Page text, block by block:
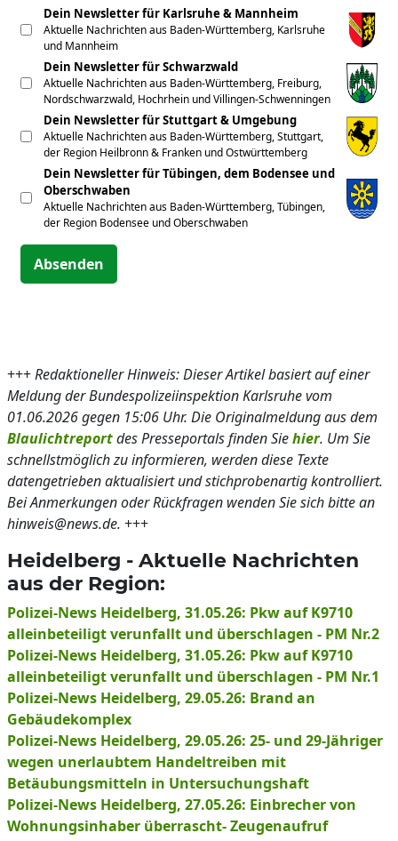
Dein Newsletter für Karlsruhe & Mannheim
Aktuelle Nachrichten aus Baden-Württemberg, Karlsruhe
und Mannheim
Dein Newsletter für Schwarzwald
Aktuelle Nachrichten aus Baden-Württemberg, Freiburg,
Nordschwarzwald, Hochrhein und Villingen-Schwenningen
Dein Newsletter für Stuttgart & Umgebung
Aktuelle Nachrichten aus Baden-Württemberg, Stuttgart,
der Region Heilbronn & Franken und Ostwürttemberg
Dein Newsletter für Tübingen, dem Bodensee und
Oberschwaben
Aktuelle Nachrichten aus Baden-Württemberg, Tübingen,
der Region Bodensee und Oberschwaben
Absenden
+++Redaktioneller Hinweis: Dieser Artikel basiert auf einer
Meldung der Bundespolizeiinspektion Karlsruhe vom
01.06.2026 gegen 15:06 Uhr. Die Originalmeldung aus dem
Blaulichtreportdes Presseportals finden Siehier. Um Sie
schnellstmöglich zu informieren, werden diese Texte
datengetrieben aktualisiert und stichprobenartig kontrolliert.
Bei Anmerkungen oder Rückfragen wenden Sie sich bitte an
hinweis@news.de. +++
Heidelberg - Aktuelle Nachrichten
aus der Region:
Polizei-News Heidelberg, 31.05.26: Pkw auf K9710
alleinbeteiligt verunfallt und überschlagen - PM Nr.2
Polizei-News Heidelberg, 31.05.26: Pkw auf K9710
alleinbeteiligt verunfallt und überschlagen - PM Nr.1
Polizei-News Heidelberg, 29.05.26: Brand an
Gebäudekomplex
Polizei-News Heidelberg, 29.05.26: 25- und 29-Jähriger
wegen unerlaubtem Handeltreiben mit
Betäubungsmitteln in Untersuchungshaft
Polizei-News Heidelberg, 27.05.26: Einbrecher von
Wohnungsinhaber überrascht- Zeugenaufruf